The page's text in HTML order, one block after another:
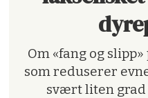
Om «fang og
som reduserer
svært liten grad